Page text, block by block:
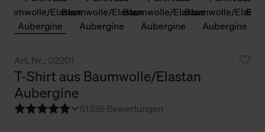
Art. Nr.: 02201
T-Shirt aus Baumwolle/Elastan
Aubergine
51339 Bewertungen